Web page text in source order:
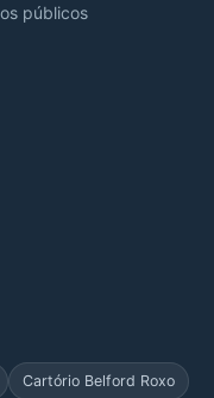
públicos
Cartório Belford Roxo